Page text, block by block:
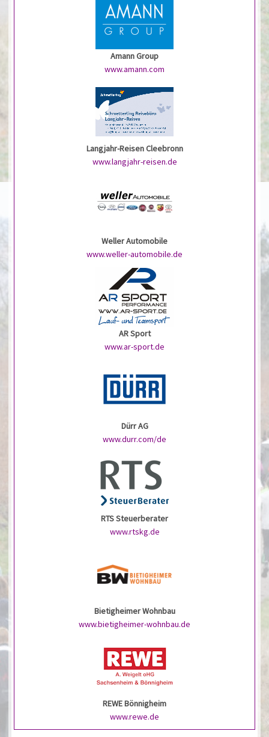
Amann Group
www.amann.com
Langjahr-Reisen Cleebronn
www.langjahr-reisen.de
Weller Automobile
www.weller-automobile.de
AR Sport
www.ar-sport.de
Dürr AG
www.durr.com/de
RTS Steuerberater
www.rtskg.de
Bietigheimer Wohnbau
www.bietigheimer-wohnbau.de
REWE Bönnigheim
www.rewe.de